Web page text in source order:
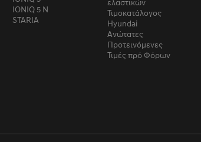
IONIQ 5 N
STARIA
Τιμοκατάλογος
Hyundai
Ανώτατες
Προτεινόμενες
Τιμές πρό Φόρων